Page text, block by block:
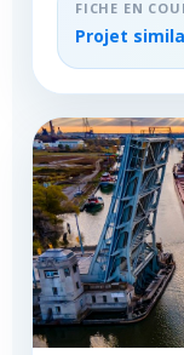
FICHE EN
Projet